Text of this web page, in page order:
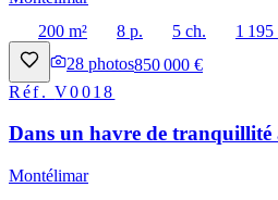
200 m²
8 p. 5 ch.
1 195
28 photos850 000 €
Réf.V0018
Dans un havre de
Montélimar